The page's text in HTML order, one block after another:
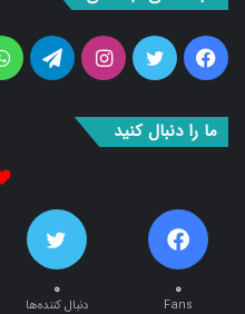
فیس
بوک
توییتراینستاگرام
۰ ۰